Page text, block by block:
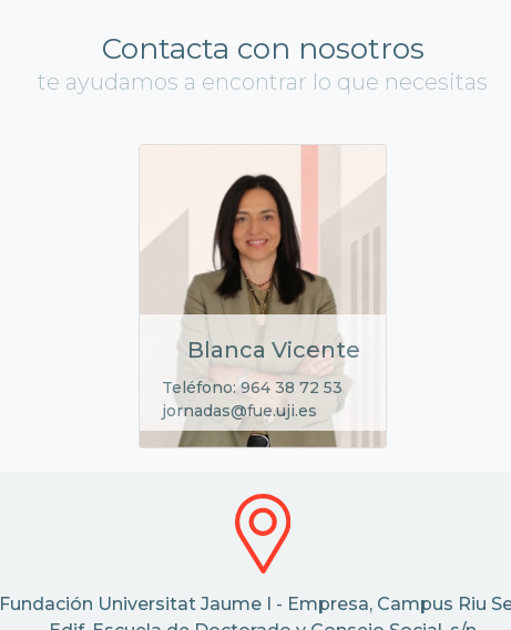
Contacta con nosotros
te ayudamos a encontrar lo que necesitas
Blanca Vicente
Teléfono: 964 38 72 53
jornadas@fue.uji.es
Fundación Universitat Jaume I - Empresa, Campus Riu